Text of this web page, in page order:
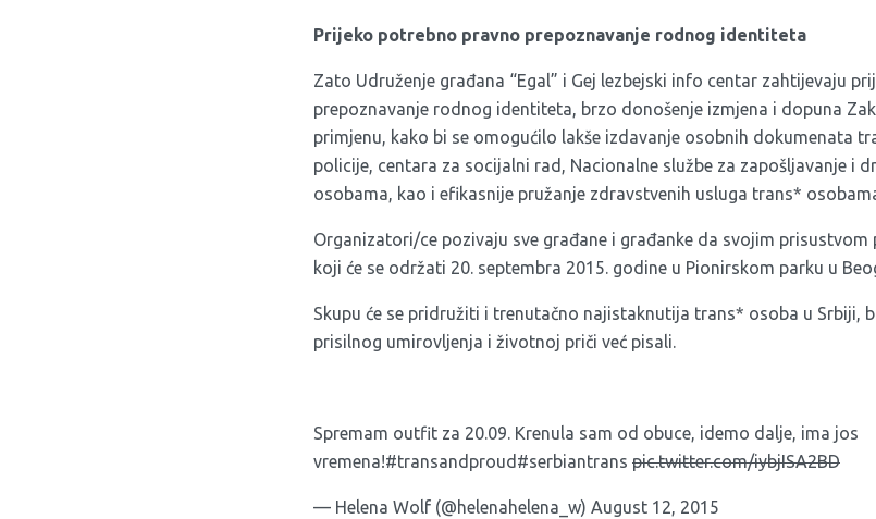
Prijeko potrebno pravno prepoznavanje rodnog identiteta
Zato Udruženje građana “Egal” i Gej lezbejski info centar zahtijevaju
prepoznavanje rodnog identiteta, brzo donošenje izmjena i dopuna
primjenu, kako bi se omogućilo lakše izdavanje osobnih dokumenata
policije, centara za socijalni rad, Nacionalne službe za zapošljavanje i
osobama, kao i efikasnije pružanje zdravstvenih usluga trans*
Organizatori/ce pozivaju sve građane i građanke da svojim
koji će se održati 20. septembra 2015. godine u Pionirskom parku u
Skupu će se pridružiti i trenutačno najistaknutija trans* osoba u Srbiji,
prisilnog umirovljenja i životnoj priči već pisali
Spremam outfit za 20.09. Krenula sam od obuce, idemo dalje, ima jos
vremena!#transandproud#serbiantrans pic.twitter.com/iybjISA2BD
— Helena Wolf (@helenahelena_w) August 12, 2015